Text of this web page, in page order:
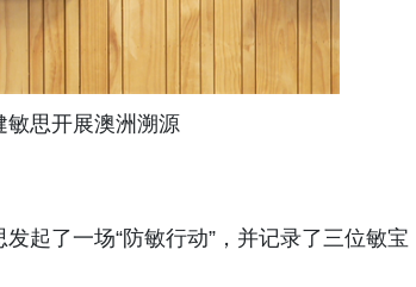
敏思开展澳洲溯源
起了一场“防敏行动”，并记录了三位敏宝